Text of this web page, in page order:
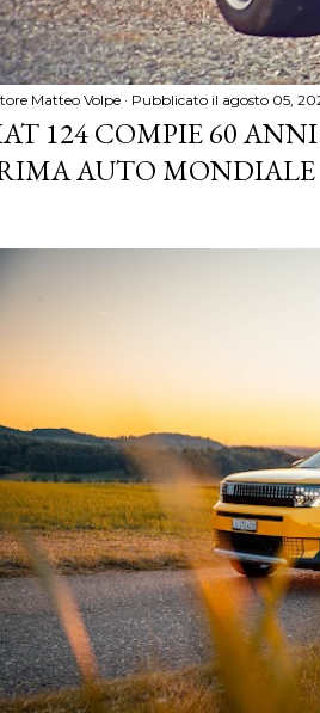
Matteo Volpe Pubblicato il agosto 05,
124 COMPIE 60
AUTO MONDIALE